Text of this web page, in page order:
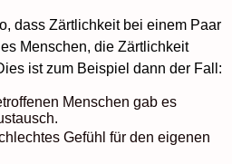
dass Zärtlichkeit bei einem Paar
Menschen, die Zärtlichkeit
ist zum Beispiel dann der Fall:
Menschen gab es
Gefühl für den eigenen